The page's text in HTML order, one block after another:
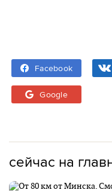
Facebook
Google
сейчас на